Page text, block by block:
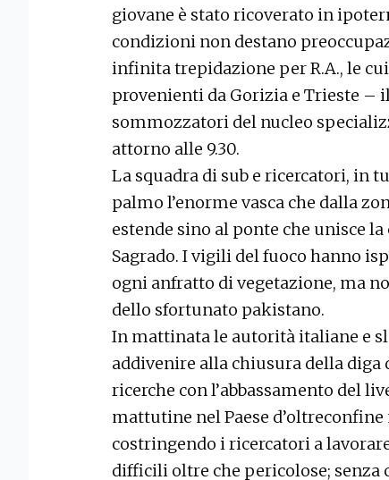
giovane è stato ricoverato in
condizioni non destano
infinita trepidazione per R.A., le
provenienti da Gorizia e Trieste –
sommozzatori del nucleo
attorno alle 9.30.
La squadra di sub e ricercatori, in
palmo l’enorme vasca che dalla
estende sino al ponte che unisce
Sagrado. I vigili del fuoco hanno
ogni anfratto di vegetazione, ma
dello sfortunato pakistano.
In mattinata le autorità italiane e
addivenire alla chiusura della diga
ricerche con l’abbassamento del
mattutine nel Paese
costringendo i ricercatori a
difficili oltre che pericolose; senza